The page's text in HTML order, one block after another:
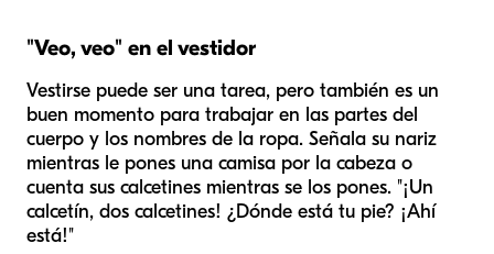
"Veo, veo" en el vestidor
Vestirse puede ser una tarea, pero también es un
buen momento para trabajar en las partes del
cuerpo y los nombres de la ropa. Señala su nariz
mientras le pones una camisa por la cabeza o
cuenta sus calcetines mientras se los pones. "¡Un
calcetín, dos calcetines! ¿Dónde está tu pie? ¡Ahí
está!"